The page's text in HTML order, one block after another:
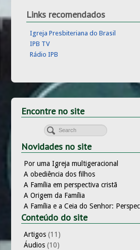
Links recomendados
Igreja Presbiteriana do Brasil
IPB TV
Rádio IPB
Encontre no site
Novidades no site
Por uma Igreja multigeracional
A obediência dos filhos
A Família em perspectiva cristã
A Origem da Família
A Família e a Ceia do Senhor:
Conteúdo do site
Artigos(11)
Áudios(10)